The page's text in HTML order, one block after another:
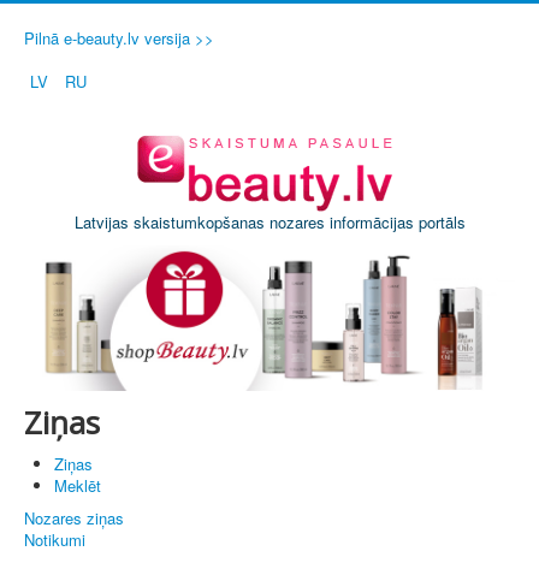
Pilnā e-beauty.lv versija >>
LV
RU
Latvijas skaistumkopšanas nozares informācijas portāls
Ziņas
Ziņas
Meklēt
Nozares ziņas
Notikumi